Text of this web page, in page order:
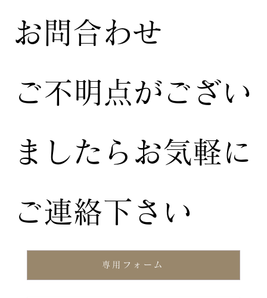
専用フォーム
お問合わせ
ご不明点がござい
ましたらお気軽に
ご連絡下さい